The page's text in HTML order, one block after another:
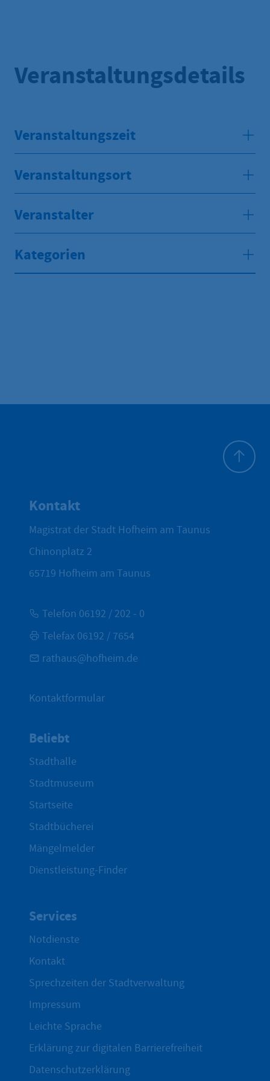
Veranstaltungsdetails
Veranstaltungszeit
Veranstaltungsort
Veranstalter
Kategorien
Kontakt
Magistrat der Stadt Hofheim am Taunus
Chinonplatz 2
65719 Hofheim am Taunus
Telefon 06192 / 202 - 0
Telefax 06192 / 7654
rathaus@hofheim.de
Kontaktformular
Beliebt
Stadthalle
Stadtmuseum
Startseite
Stadtbücherei
Mängelmelder
Dienstleistung-Finder
Services
Notdienste
Kontakt
Sprechzeiten der Stadtverwaltung
Impressum
Leichte Sprache
Erklärung zur digitalen Barrierefreiheit
Datenschutzerklärung